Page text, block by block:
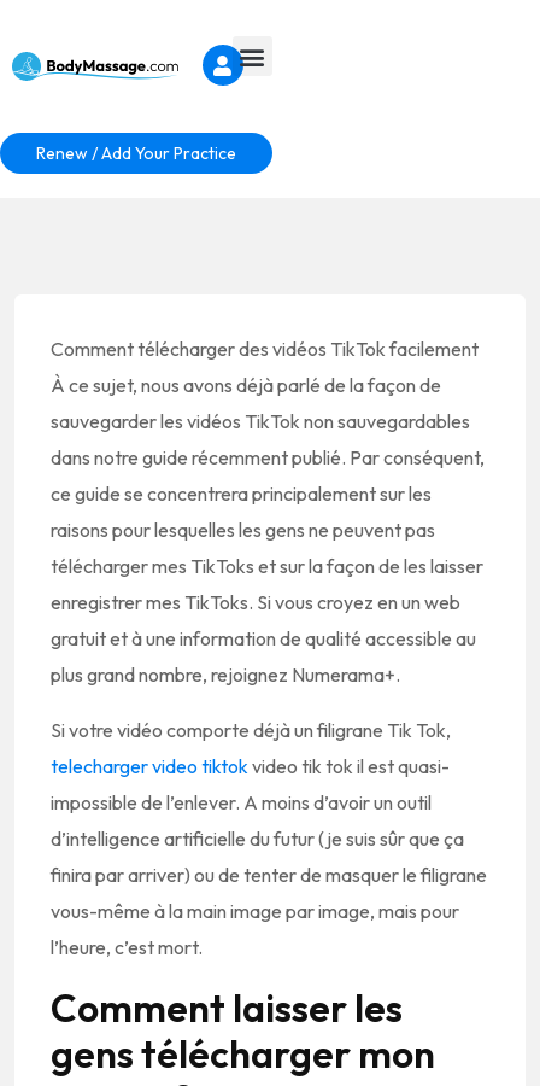
Renew / Add Your Practice
Comment télécharger des vidéos TikTok facilement
À ce sujet, nous avons déjà parlé de la façon de
sauvegarder les vidéos TikTok non sauvegardables
dans notre guide récemment publié. Par conséquent,
ce guide se concentrera principalement sur les
raisons pour lesquelles les gens ne peuvent pas
télécharger mes TikToks et sur la façon de les laisser
enregistrer mes TikToks. Si vous croyez en un web
gratuit et à une information de qualité accessible au
plus grand nombre, rejoignez Numerama+.
Si votre vidéo comporte déjà un filigrane Tik Tok,
telecharger video tiktokvideo tik tok il est quasi-
impossible de l’enlever. A moins d’avoir un outil
d’intelligence artificielle du futur (je suis sûr que ça
finira par arriver) ou de tenter de masquer le filigrane
vous-même à la main image par image, mais pour
l’heure, c’est mort.
Comment laisser les
gens télécharger mon